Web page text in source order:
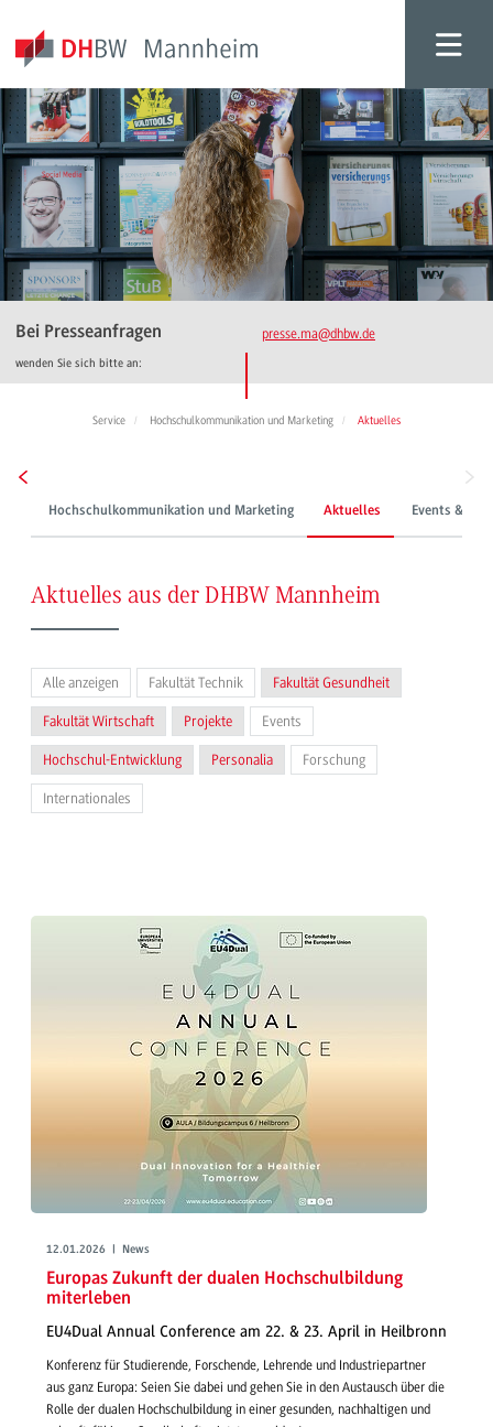
Bei Presseanfragen
wenden Sie sich bitte an:
presse.ma@dhbw.de
Service Hochschulkommunikation und Marketing Aktuelles
Hochschulkommunikation und Marketing Aktuelles Events &
Aktuelles aus der DHBW Mannheim
Alle anzeigen Fakultät Technik Fakultät Gesundheit
Fakultät Wirtschaft Projekte Events
Hochschul-Entwicklung Personalia Forschung
Internationales
12.01.2026 | News
Europas Zukunft der dualen Hochschulbildung
miterleben
EU4Dual Annual Conference am 22. & 23. April in Heilbronn
Konferenz für Studierende, Forschende, Lehrende und Industriepartner
aus ganz Europa: Seien Sie dabei und gehen Sie in den Austausch über die
Rolle der dualen Hochschulbildung in einer gesunden, nachhaltigen und